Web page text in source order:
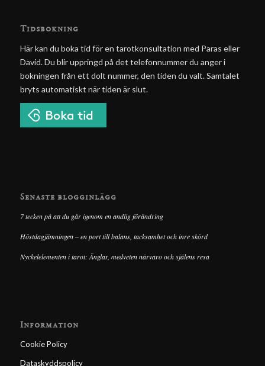
Tidsbokning
Här kan du boka tid för en tarotkonsultation med Paras eller
David. Du blir uppringd på det telefonnummer du anger i
bokningen från ett dolt nummer, den tiden du valt. Samtalet
bryts automatiskt när tiden är slut.
Senaste blogginlägg
7 tecken på att du går igenom en andlig förändring
Höstdagjämningen – en port till balans, tacksamhet och inre skörd
Nyckelelementen i tarot: Änglar, medveten närvaro och själens resa
Information
Cookie Policy
Dataskyddspolicy